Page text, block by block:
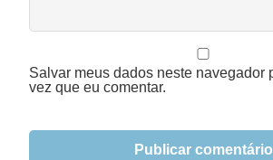
Salvar meus dados neste navegador
vez que eu comentar.